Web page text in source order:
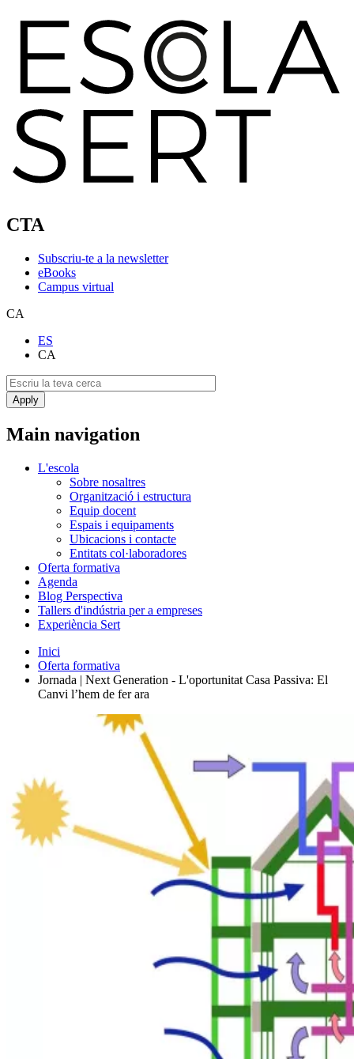
CTA
Subscriu-te a la newsletter
eBooks
Campus virtual
CA
ES
CA
Main navigation
L'escola
Sobre nosaltres
Organització i estructura
Equip docent
Espais i equipaments
Ubicacions i contacte
Entitats col·laboradores
Oferta formativa
Agenda
Blog Perspectiva
Tallers d'indústria per a empreses
Experiència Sert
Inici
Oferta formativa
Jornada | Next Generation - L'oportunitat Casa Passiva: El
Canvi l’hem de fer ara